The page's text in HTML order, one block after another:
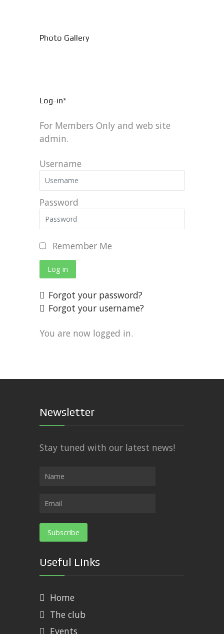
Photo Gallery
Log-in*
For Members Only and web site
admin.
Username
Password
Remember Me
Log in
Forgot your password?
Forgot your username?
You are now logged in.
Newsletter
Stay tuned with our latest news!
Useful Links
Home
The club
Events